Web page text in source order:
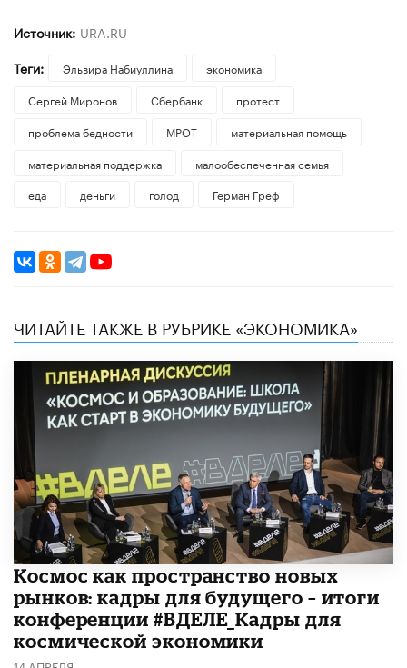
Источник: URA.RU
Теги:
Эльвира Набиуллина
экономика
Сергей Миронов
Сбербанк
протест
проблема бедности
МРОТ
материальная помощь
материальная поддержка
малообеспеченная семья
еда
деньги голод Герман Греф
ЧИТАЙТЕ ТАКЖЕ В РУБРИКЕ «ЭКОНОМИКА»
Космос как пространство новых
рынков: кадры для будущего – итоги
конференции #ВДЕЛЕ_Кадры для
космической экономики